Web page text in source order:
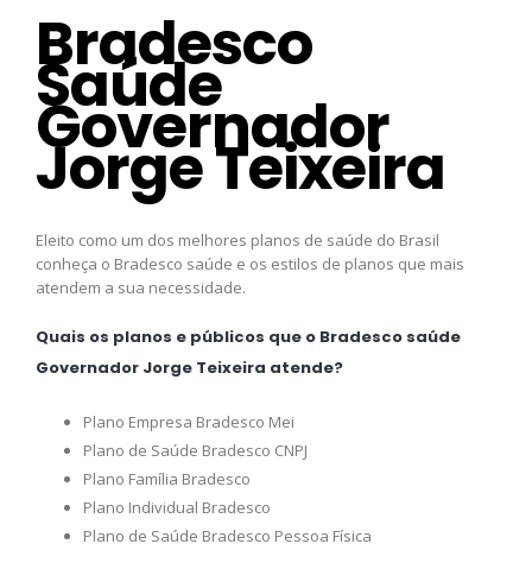
Bradesco
Saúde
Governador
Jorge Teixeira
Eleito como um dos melhores planos de saúde do Brasil
conheça o Bradesco saúde e os estilos de planos que mais
atendem a sua necessidade.
Quais os planos e públicos que o Bradesco saúde
Governador Jorge Teixeira atende?
Plano Empresa Bradesco Mei
Plano de Saúde Bradesco CNPJ
Plano Família Bradesco
Plano Individual Bradesco
Plano de Saúde Bradesco Pessoa Física